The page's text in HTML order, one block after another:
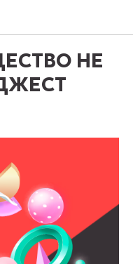
НЕ